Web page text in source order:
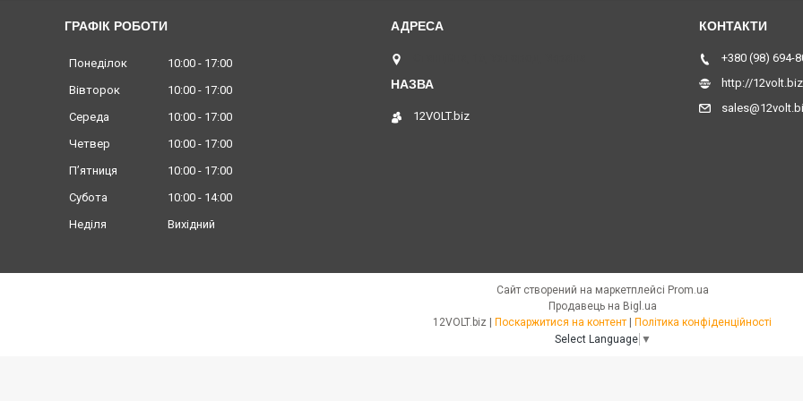
ГРАФІК РОБОТИ
Понеділок 10:00
17:00
Вівторок
10:00
17:00
Середа
10:00
17:00
Четвер
10:00
17:00
Пʼятниця
10:00
17:00
Субота
10:00
14:00
Неділя
Вихідний
12VOLT.biz
+380 (98) 694-
http://
Сайт створений на маркетплейсі Prom.ua
Продавець на Bigl.ua
Поскаржитися на контент
Політика конфіденційності
Select Language ▼